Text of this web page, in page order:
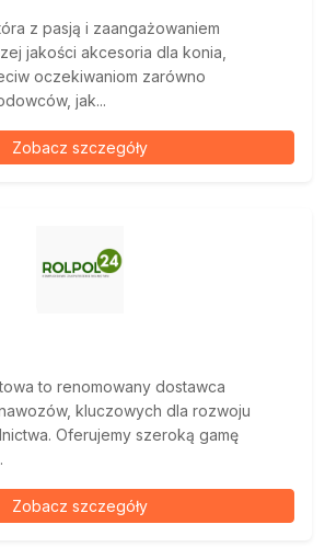
z pasją i zaangażowaniem
jakości akcesoria dla konia,
oczekiwaniom zarówno
jak...
Zobacz szczegóły
to renomowany dostawca
kluczowych dla rozwoju
Oferujemy szeroką gamę
Zobacz szczegóły